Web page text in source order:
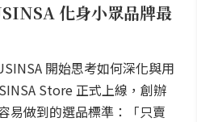
化身小眾品牌最
開始思考如何深化與用
Store 正式上線，創辦
易做到的選品標準：「只賣